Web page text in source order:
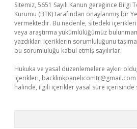
Sitemiz, 5651 Sayılı Kanun gereğince Bilgi
Kurumu (BTK) tarafından onaylanmış bir
vermektedir. Bu nedenle, sitedeki
veya araştırma yükümlülüğümüz
yazdıkları içeriklerin sorumluluğunu
bu sorumluluğu kabul etmiş sayılırlar.
Hukuka ve yasal düzenlemelere aykırı
içerikleri, backlinkpanelicomtr@gmail.com
halinde, ilgili içerikler yasal süre içerisinde